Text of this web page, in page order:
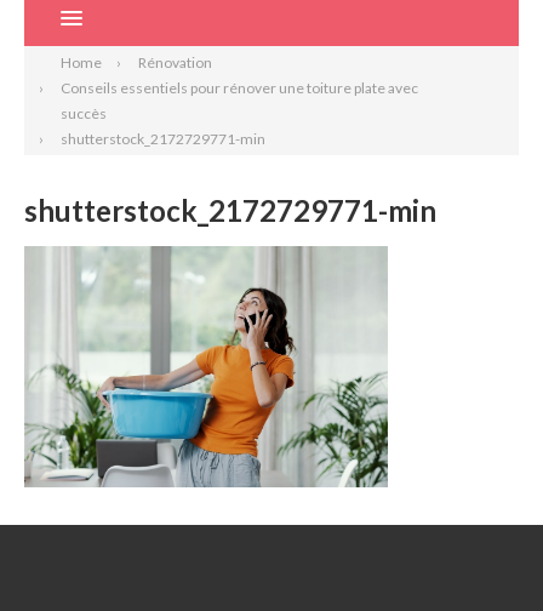
Home
Rénovation
Conseils essentiels pour rénover une toiture plate avec
succès
shutterstock_2172729771-min
shutterstock_2172729771-min